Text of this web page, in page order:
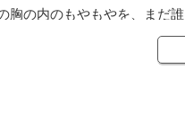
胸の内のもやもやを、まだ
しょう。出口なんかないの